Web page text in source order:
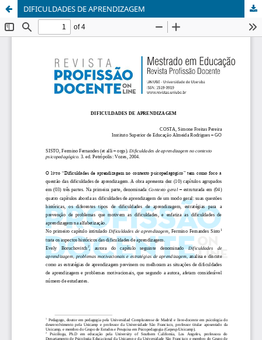
DIFICULDADES DE APRENDIZAGEM